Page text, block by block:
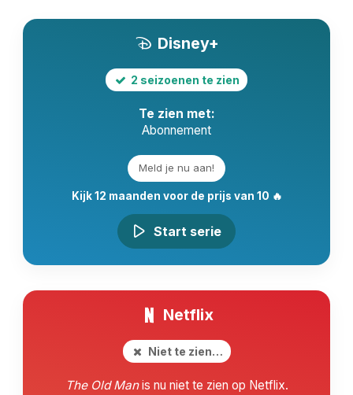
Disney+
2 seizoenen te zien
Te zien met:
Abonnement
Meld je nu aan!
Kijk 12 maanden voor de prijs van 10 🔥
Start serie
Netflix
Niet te zien…
The Old Manis nu niet te zien op Netflix.